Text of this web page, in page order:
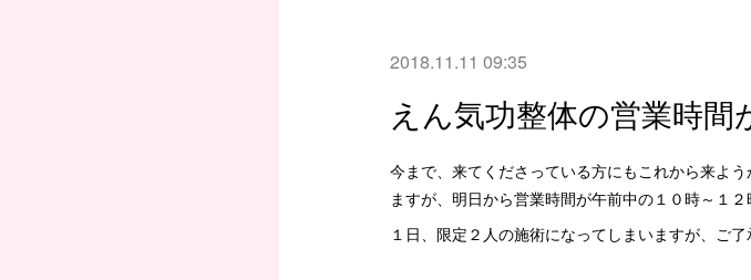
2018.11.11 09:35
えん気功整体の営業時間
今まで、来てくださっている方にもこれから来よ
ますが、明日から営業時間が午前中の１０時～１２
１日、限定２人の施術になってしまいますが、ご了